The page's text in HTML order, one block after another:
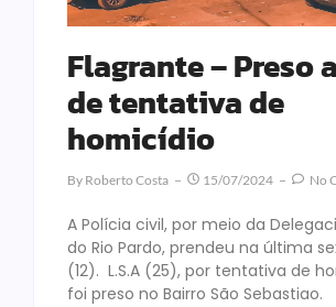
Flagrante – Preso
de tentativa de
homicídio
By Roberto Costa 15/07/2024 No
A Polícia civil, por meio da
do Rio Pardo, prendeu na última
(12). L.S.A (25), por tentativa de
foi preso no Bairro São Sebastiao.